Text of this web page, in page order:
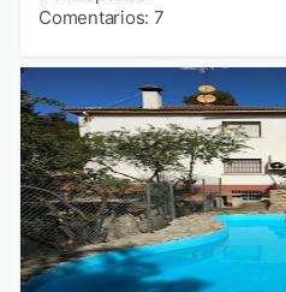
Comentarios: 7